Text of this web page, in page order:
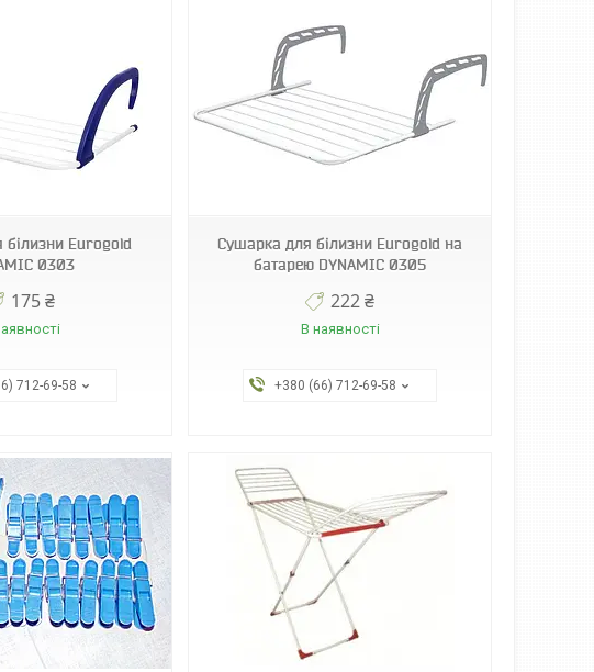
Eurogold
0303
175 ₴
712-69-58
Сушарка для білизни Eurogold на
батарею DYNAMIC 0305
222 ₴
В наявності
+380 (66) 712-69-58